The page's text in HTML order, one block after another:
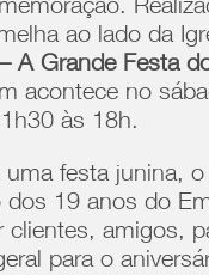
ao lado da
A Grande Festa
acontece no
às 18h.
festa junina,
dos 19 anos do
clientes, amigos,
para o